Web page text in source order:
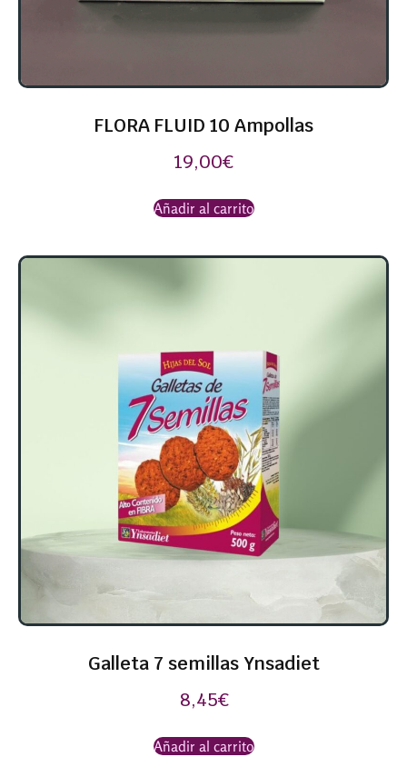
FLORA FLUID 10 Ampollas
19,00€
Añadir al carrito
Galleta 7 semillas Ynsadiet
8,45€
Añadir al carrito